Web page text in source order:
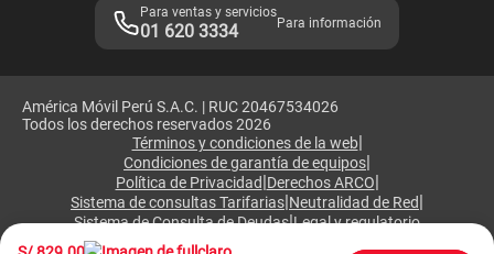
Para ventas y servicios
01 620 3334 Para información
América Móvil Perú S.A.C. | RUC 20467534026
Todos los derechos reservados 2026
Términos y condiciones de la web|
Condiciones de garantía de equipos|
Política de Privacidad|Derechos ARCO|
Sistema de consultas Tarifarias|Neutralidad de Red|
Sistema de Consulta de Deudas|Legal y regulatorio